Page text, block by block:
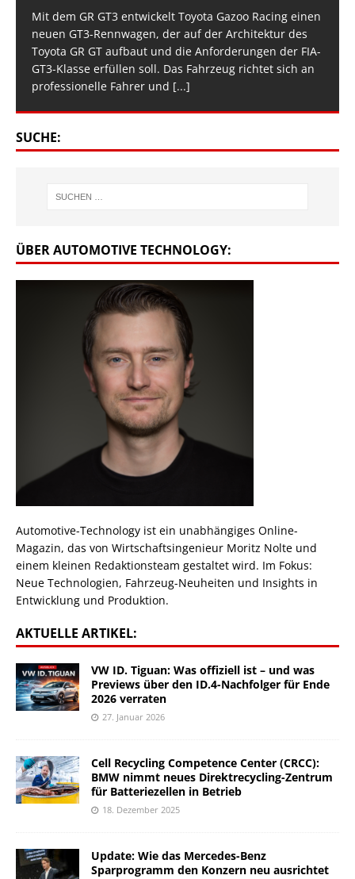
Mit dem GR GT3 entwickelt Toyota Gazoo Racing einen
neuen GT3-Rennwagen, der auf der Architektur des
Toyota GR GT aufbaut und die Anforderungen der FIA-
GT3-Klasse erfüllen soll. Das Fahrzeug richtet sich an
professionelle Fahrer und [...]
SUCHE:
ÜBER AUTOMOTIVE TECHNOLOGY:
Automotive-Technology ist ein unabhängiges Online-
Magazin, das von Wirtschaftsingenieur Moritz Nolte und
einem kleinen Redaktionsteam gestaltet wird. Im Fokus:
Neue Technologien, Fahrzeug-Neuheiten und Insights in
Entwicklung und Produktion.
AKTUELLE ARTIKEL:
VW ID. Tiguan: Was offiziell ist – und was
Previews über den ID.4-Nachfolger für Ende
2026 verraten
27. Januar 2026
Cell Recycling Competence Center (CRCC):
BMW nimmt neues Direktrecycling-Zentrum
für Batteriezellen in Betrieb
18. Dezember 2025
Update: Wie das Mercedes-Benz
Sparprogramm den Konzern neu ausrichtet